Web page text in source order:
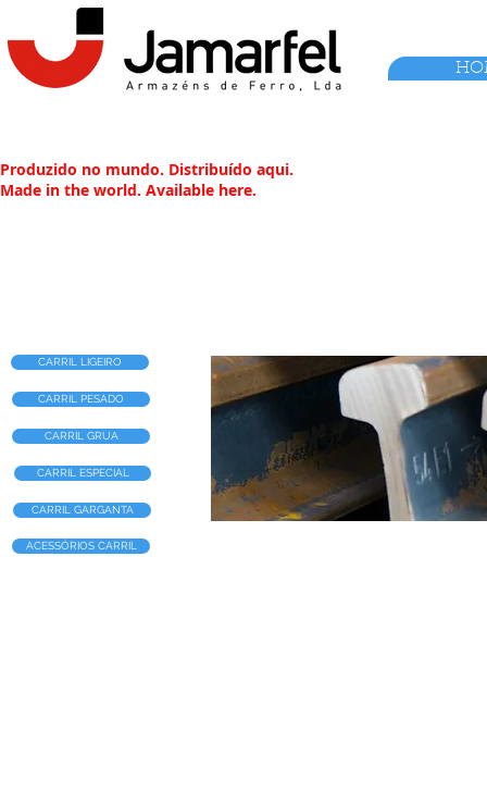
Produzido no mundo. Distribuído aqui.
Made in the world. Available here.
CARRIL LIGEIRO
CARRIL PESADO
CARRIL GRUA
CARRIL ESPECIAL
CARRIL GARGANTA
ACESSÓRIOS CARRIL